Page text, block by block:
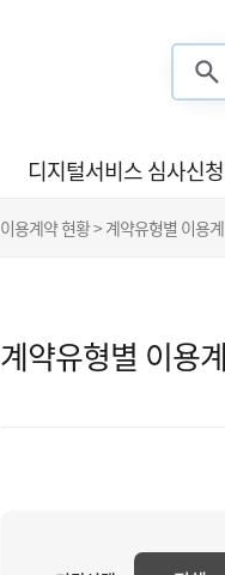
디지털서비스 심사신청
용계약 현황 > 계약유형별 이용
계약유형별 이용